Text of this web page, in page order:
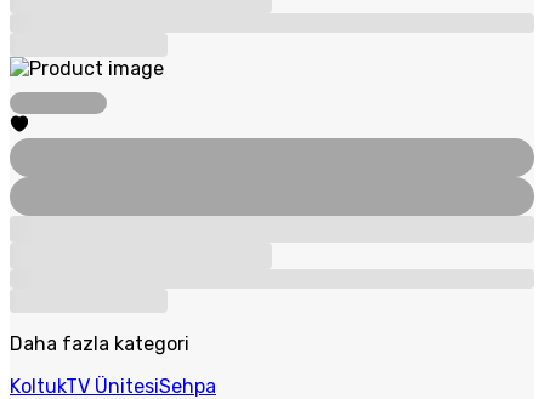
Daha fazla kategori
KoltukTV ÜnitesiSehpa